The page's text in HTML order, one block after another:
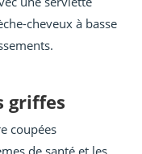
cheveux à basse
griffes
coupées